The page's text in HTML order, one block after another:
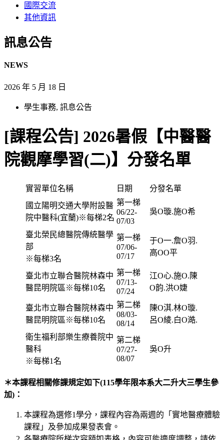
國際交流
其他資訊
訊息公告​
NEWS
2026 年 5 月 18 日
學生事務, 訊息公告
[課程公告] 2026暑假【中醫醫
院觀摩學習(二)】分發名單
實習單位名稱 日期
分發名單
國立陽明交通大學附設醫
院中醫科(宜蘭)※每梯2名
第一梯
06/22-
07/03
吳O璇.施O希
臺北榮民總醫院傳統醫學
部
※每梯3名
第一梯
07/06-
07/17
于O一.詹O羽.
高OO平
臺北市立聯合醫院林森中
醫昆明院區※每梯10名
第一梯
07/13-
07/24
江O心.施O.陳
O韵.洪O婕
臺北市立聯合醫院林森中
醫昆明院區※每梯10名
第二梯
08/03-
08/14
陳O淇.林O璇.
呂O綾.白O澔.
衛生福利部樂生療養院中
醫科
※每梯1名
第二梯
07/27-
08/07
吳O升
＊本課程相關修課規定如下(115學年限本系大二升大三學生參
加)：
本課程為選修1學分，課程內容為兩週的「實地醫療體驗
課程」及參加成果發表會。